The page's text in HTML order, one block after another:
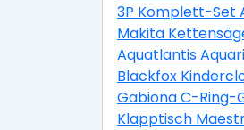
3P Komplett-Set
Makita
Aquatlantis
Blackfox
Gabiona C-Ring-
Klapptisch